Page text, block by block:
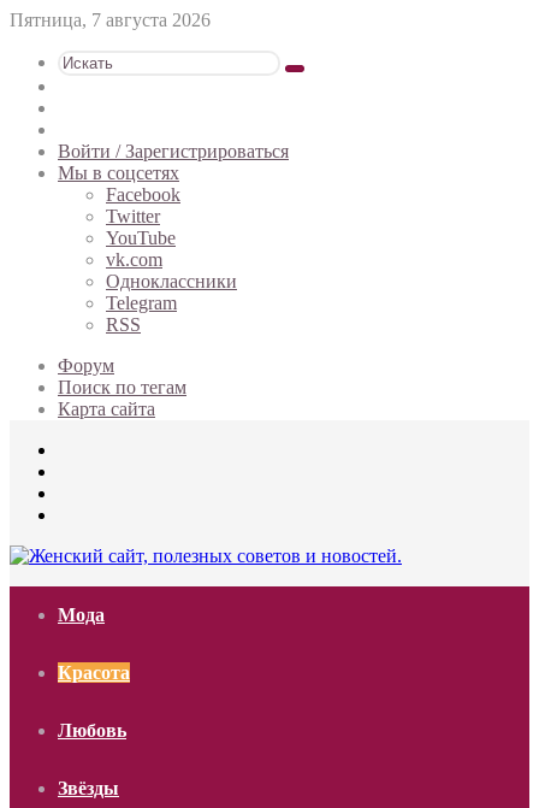
Пятница, 7 августа 2026
Искать
статья
Войти / Зарегистрироваться
Мы в соцсетях
Facebook
Twitter
YouTube
vk.com
Одноклассники
Telegram
RSS
Форум
Поиск по тегам
Карта сайта
Мода
Красота
Любовь
Звёзды